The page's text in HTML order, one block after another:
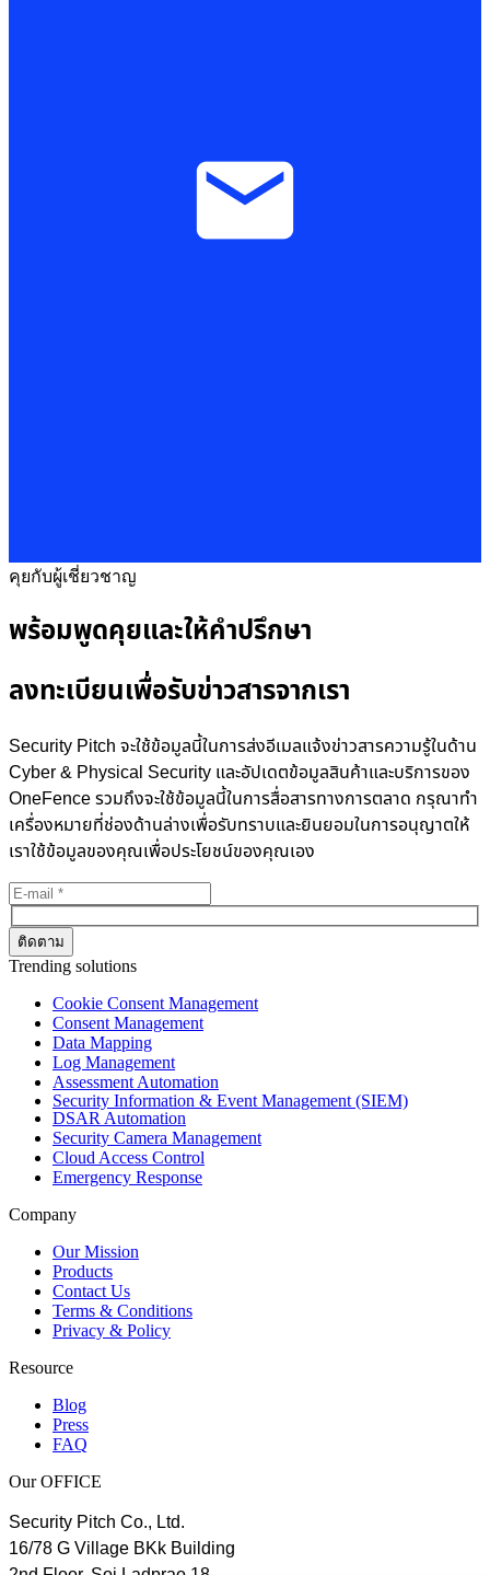
คุยกับผู้เชี่ยวชาญ
พร้อมพูดคุยและให้คำปรึกษา
ลงทะเบียนเพื่อรับข่าวสารจากเรา
Security Pitch จะใช้ข้อมูลนี้ในการส่งอีเมลแจ้งข่าวสารความรู้ในด้าน
Cyber & Physical Security และอัปเดตข้อมูลสินค้าและบริการของ
OneFence รวมถึงจะใช้ข้อมูลนี้ในการสื่อสารทางการตลาด กรุณาทำ
เครื่องหมายที่ช่องด้านล่างเพื่อรับทราบและยินยอมในการอนุญาตให้
เราใช้ข้อมูลของคุณเพื่อประโยชน์ของคุณเอง
Trending solutions
Cookie Consent Management
Consent Management
Data Mapping
Log Management
Assessment Automation
Security Information & Event Management (SIEM)
DSAR Automation
Security Camera Management
Cloud Access Control
Emergency Response
Company
Our Mission
Products
Contact Us
Terms & Conditions
Privacy & Policy
Resource
Blog
Press
FAQ
Our OFFICE
Security Pitch Co., Ltd.
16/78 G Village BKk Building